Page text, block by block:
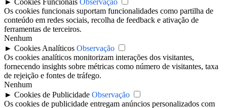
Os cookies funcionais suportam funcionalidades como partilha de
conteúdo em redes sociais, recolha de feedback e ativação de
ferramentas de terceiros.
Nenhum
► Cookies Analíticos Observação
Os cookies analíticos monitorizam interações dos visitantes,
fornecendo insights sobre métricas como número de visitantes, taxa
de rejeição e fontes de tráfego.
Nenhum
► Cookies de Publicidade Observação
Os cookies de publicidade entregam anúncios personalizados com